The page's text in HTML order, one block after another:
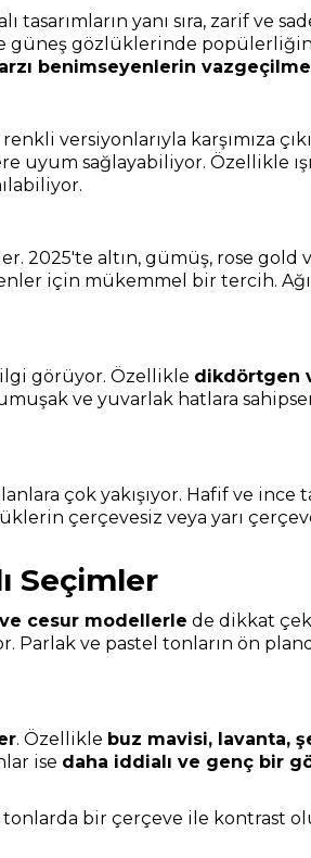
yanı sıra, zarif ve
gözlüklerinde popülerliğini
benimseyenlerin
versiyonlarıyla karşımıza
sağlayabiliyor. Özellikle
2025'te altın, gümüş, rose
için mükemmel bir tercih.
görüyor. Özellikle dikdörtgen
ve yuvarlak hatlara
çok yakışıyor. Hafif ve ince
çerçevesiz veya yarı
Seçimler
cesur modellerle de dikkat
Parlak ve pastel tonların ön
. Özellikle buz mavisi, lavanta,
ise daha iddialı ve genç bir
bir çerçeve ile kontrast